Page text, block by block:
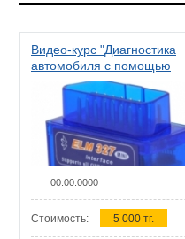
Видео-курс "Диагностика
автомобиля с помощью
сканера ELM 327"
00.00.0000
Стоимость: 5 000 тг.